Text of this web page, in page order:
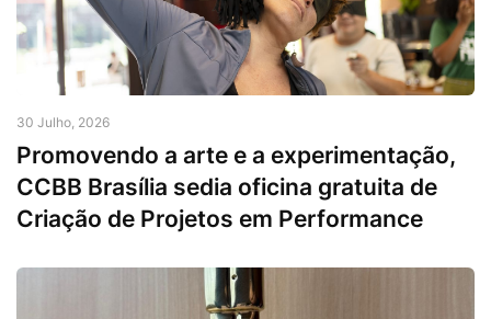
30 Julho, 2026
Promovendo a arte e a experimentação,
CCBB Brasília sedia oficina gratuita de
Criação de Projetos em Performance